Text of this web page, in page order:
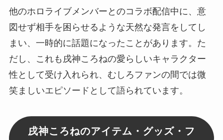
他のホロライブメンバーとのコラボ配信中に、意
図せず相手を困らせるような天然な発言をしてし
まい、一時的に話題になったことがあります。た
だし、これも戌神ころねの愛らしいキャラクター
性として受け入れられ、むしろファンの間では微
笑ましいエピソードとして語られています。
戌神ころねのアイテム・グッズ・フ